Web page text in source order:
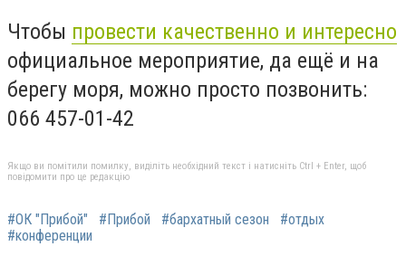
Чтобы провести качественно и интересно
официальное мероприятие, да ещё и на
берегу моря, можно просто позвонить:
066 457-01-42
Якщо ви помітили помилку, виділіть необхідний текст і натисніть Ctrl + Enter, щоб
повідомити про це редакцію
#ОК "Прибой" #Прибой #бархатный сезон
#отдых
#конференции